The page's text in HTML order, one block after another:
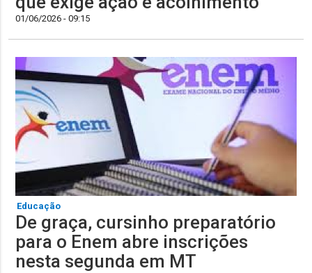
01/06/2026 - 09:15
Educação
De graça, cursinho preparatório
para o Enem abre inscrições
nesta segunda em MT